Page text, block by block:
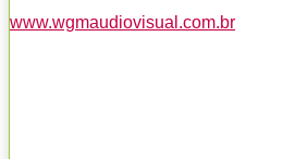
www.wgmaudiovisual.com.br